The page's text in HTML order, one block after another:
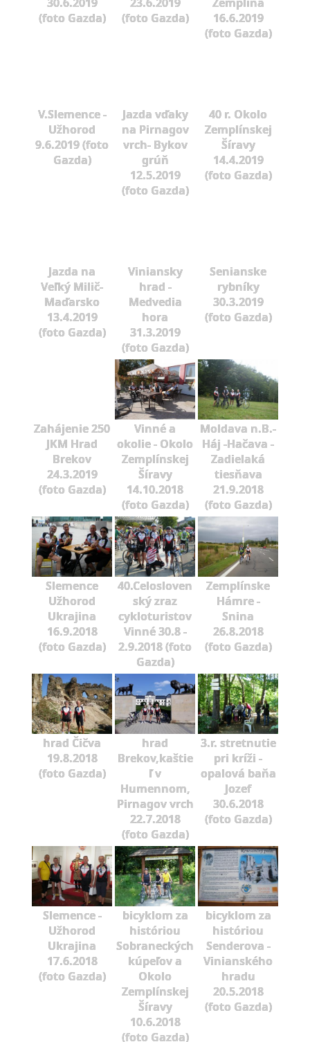
(foto Gazda)
(foto Gazda)
16.6.2019
(foto Gazda)
V.Slemence -
Užhorod
9.6.2019 (foto
Gazda)
Jazda vďaky
na Pirnagov
vrch- Bykov
grúň
12.5.2019
(foto Gazda)
40 r. Okolo
Zemplínskej
Šíravy
14.4.2019
(foto Gazda)
Jazda na
Veľký Milič-
Maďarsko
13.4.2019
(foto Gazda)
Viniansky
hrad -
Medvedia
hora
31.3.2019
(foto Gazda)
Senianske
rybníky
30.3.2019
(foto Gazda)
Zahájenie 250
JKM Hrad
Brekov
24.3.2019
(foto Gazda)
Vinné a
okolie - Okolo
Zemplínskej
Šíravy
14.10.2018
(foto Gazda)
Moldava n.B.-
Háj -Hačava -
Zadielaká
tiesňava
21.9.2018
(foto Gazda)
Slemence
Užhorod
Ukrajina
16.9.2018
(foto Gazda)
40.Celosloven
ský zraz
cykloturistov
Vinné 30.8 -
2.9.2018 (foto
Gazda)
Zemplínske
Hámre -
Snina
26.8.2018
(foto Gazda)
hrad Čičva
19.8.2018
(foto Gazda)
hrad
Brekov,kaštie
ľ v
Humennom,
Pirnagov vrch
22.7.2018
(foto Gazda)
3.r. stretnutie
pri kríži -
opalová baňa
Jozef
30.6.2018
(foto Gazda)
Slemence -
Užhorod
Ukrajina
17.6.2018
(foto Gazda)
bicyklom za
históriou
Sobraneckých
kúpeľov a
Okolo
Zemplínskej
Šíravy
10.6.2018
(foto Gazda)
bicyklom za
históriou
Senderova -
Vinianského
hradu
20.5.2018
(foto Gazda)